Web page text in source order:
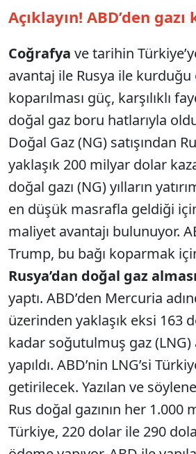
Açıklayın! ABD’den gazı
Coğrafya ve tarihin
avantaj ile Rusya ile kurduğu
koparılması güç, karşılıklı
doğal gaz boru hatlarıyla
Doğal Gaz (NG) satışından
yaklaşık 200 milyar dolar
doğal gazı (NG) yılların
en düşük masrafla geldiği
maliyet avantajı bulunuyor.
Trump, bu bağı koparmak
Rusya’dan doğal gaz
yaptı. ABD’den Mercuria
üzerinden yaklaşık eksi 163
kadar soğutulmuş gaz (LNG)
yapıldı. ABD’nin LNG’si
getirilecek. Yazılan ve
Rus doğal gazının her 1.000
Türkiye, 220 dolar ile 290